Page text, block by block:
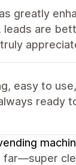
greatly
leads are
easy to
ready